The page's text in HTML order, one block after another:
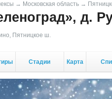
→ Московская область →
д.
, Пятницкое ш.
Стадии
стройки
Карта